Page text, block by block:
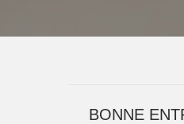
BONNE